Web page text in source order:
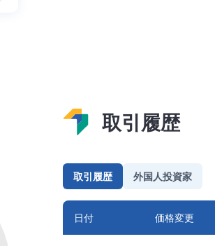
取引履歴
取引履歴 外国人投資家
日付 価格変更